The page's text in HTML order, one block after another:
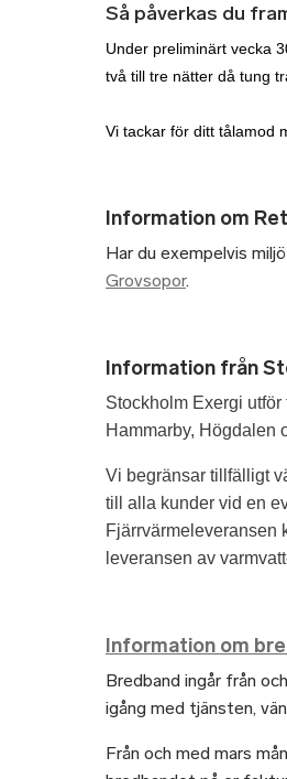
Så påverkas du
Under preliminärt vecka
två till tre nätter då tung
Vi tackar för ditt tålamod
Information om
Har du exempelvis
Grovsopor.
Information från
Stockholm Exergi
Hammarby, Högdalen
Vi begränsar tillfälligt
till alla kunder vid en
Fjärrvärmeleveransen
leveransen av
Information om
Bredband ingår från
igång med tjänsten,
Från och med mars